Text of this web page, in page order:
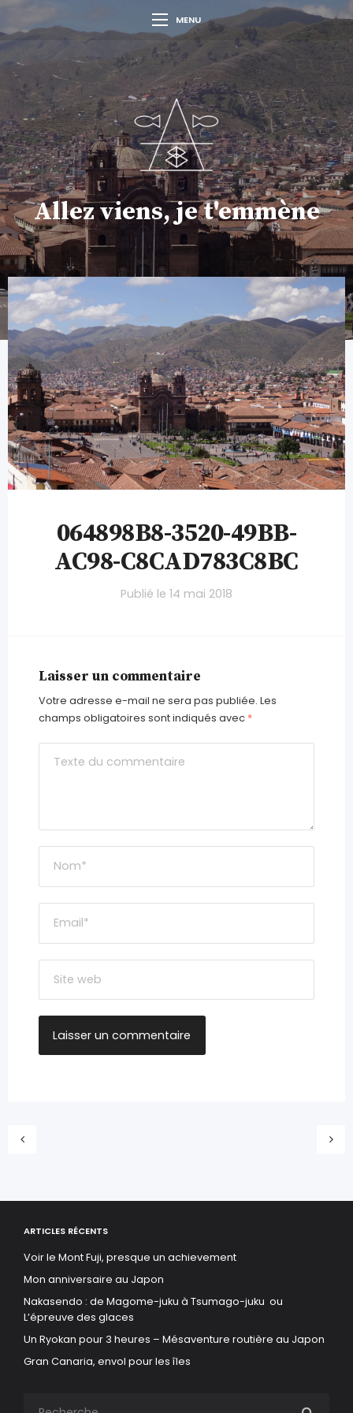
MENU
Allez viens, je t'emmène
064898B8-3520-49BB-
AC98-C8CAD783C8BC
Publié le 14 mai 2018
Laisser un commentaire
Votre adresse e-mail ne sera pas publiée. Les
champs obligatoires sont indiqués avec *
ARTICLES RÉCENTS
Voir le Mont Fuji, presque un achievement
Mon anniversaire au Japon
Nakasendo : de Magome-juku à Tsumago-juku ou
L’épreuve des glaces
Un Ryokan pour 3 heures – Mésaventure routière au Japon
Gran Canaria, envol pour les îles